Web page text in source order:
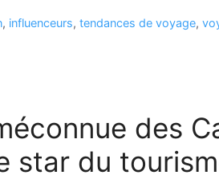
, influenceurs,tendances de voyage,
des
star du